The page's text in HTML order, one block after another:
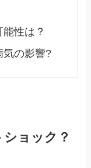
性は？
気の影響?
ョック？